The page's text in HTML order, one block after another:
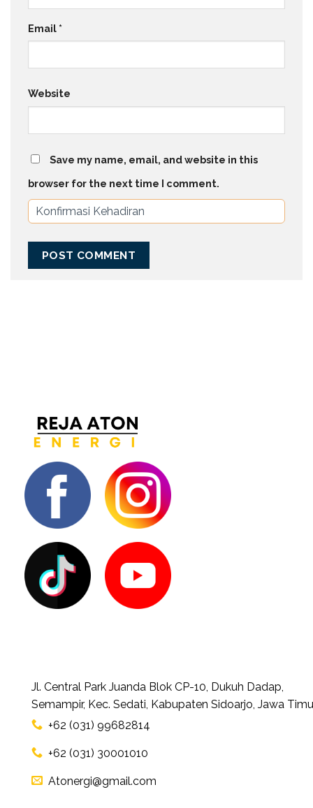
Email *
Website
Save my name, email, and website in this
browser for the next time I comment.
Jl. Central Park Juanda Blok CP-10, Dukuh Dadap,
Semampir, Kec. Sedati, Kabupaten Sidoarjo, Jawa
+62 (031) 99682814
+62 (031) 30001010
Atonergi@gmail.com